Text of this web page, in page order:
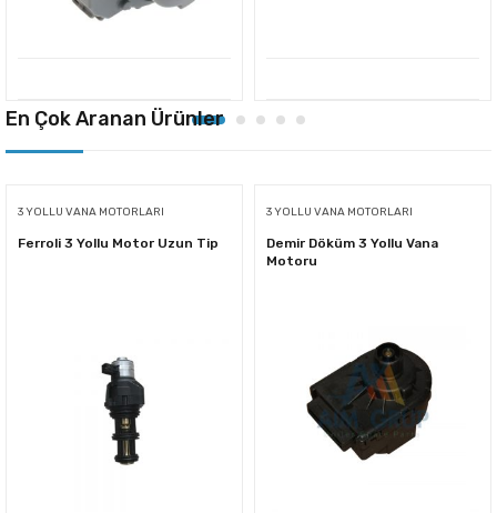
En Çok Aranan Ürünler
3 YOLLU VANA MOTORLARI
Ferroli 3 Yollu Motor Uzun Tip
3 YOLLU VANA MOTORLARI
Demir Döküm 3 Yollu Vana
Motoru